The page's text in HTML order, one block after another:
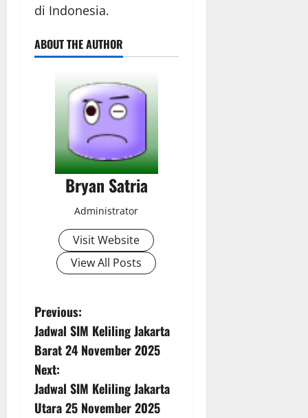
di Indonesia.
ABOUT THE AUTHOR
Bryan Satria
Administrator
Visit Website
View All Posts
P
o
s
t
Previous:
Jadwal SIM Keliling Jakarta
Barat 24 November 2025
Next:
Jadwal SIM Keliling Jakarta
Utara 25 November 2025